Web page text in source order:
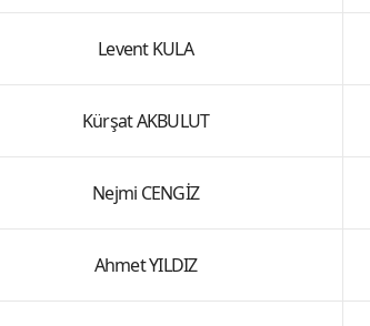
Levent KULA
Kürşat AKBULUT
Nejmi CENGİZ
Ahmet YILDIZ